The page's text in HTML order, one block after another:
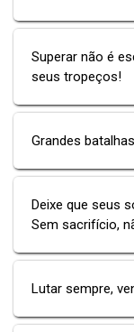
Superar não é
seus tropeços!
Grandes
Deixe que seus
Sem sacrifício,
Lutar sempre,